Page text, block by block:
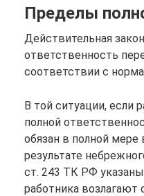
Пределы
Действительная
ответственность
соответствии с
В той ситуации, если
полной
обязан в полной
результате
ст. 243 ТК РФ указаны
работника возлагают